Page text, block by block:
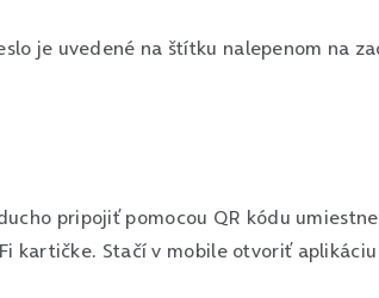
je uvedené na štítku nalepenom na
pripojiť pomocou QR kódu
kartičke. Stačí v mobile otvoriť